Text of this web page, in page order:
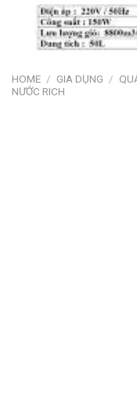
HOME / GIA DỤNG /
NƯỚC RICH